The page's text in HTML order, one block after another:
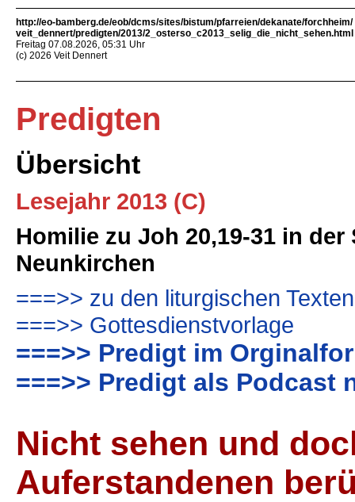
http://eo-bamberg.de/eob/dcms/sites/bistum/pfarreien/dekanate/forchheim/
veit_dennert/predigten/2013/2_osterso_c2013_selig_die_nicht_sehen.html
Freitag 07.08.2026, 05:31 Uhr
(c) 2026 Veit Dennert
Predigten
Übersicht
Lesejahr 2013 (C)
Homilie zu Joh 20,19-31 in
Neunkirchen
===>> zu den liturgischen Texten
===>> Gottesdienstvorlage
===>> Predigt im
===>> Predigt als Podcast
Nicht sehen und
Auferstandenen